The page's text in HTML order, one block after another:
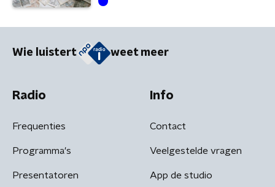
Wie luistert weet meer
Radio
Frequenties
Programma's
Presentatoren
Info
Contact
Veelgestelde vragen
App de studio